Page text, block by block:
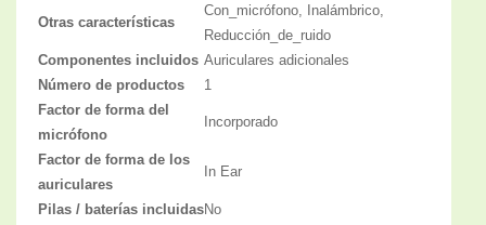
Otras características
Con_micrófono, Inalámbrico,
Reducción_de_ruido
Componentes incluidos Auriculares adicionales
Número de productos
1
Factor de forma del
micrófono
Incorporado
Factor de forma de los
auriculares
In Ear
Pilas / baterías incluidasNo